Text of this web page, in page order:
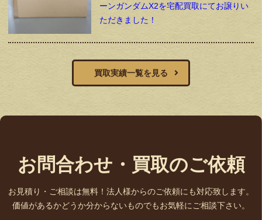
ーンガンダムX2を宅配買取にてお譲りい
ただきました！
買取実績一覧を見る
お問合わせ・買取のご依頼
お見積り・ご相談は無料！法人様からのご依頼にも対応致します。
価値があるかどうか分からないものでもお気軽にご相談下さい。